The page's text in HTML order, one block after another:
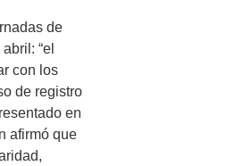
de
“el
con los
de registro
en
afirmó que